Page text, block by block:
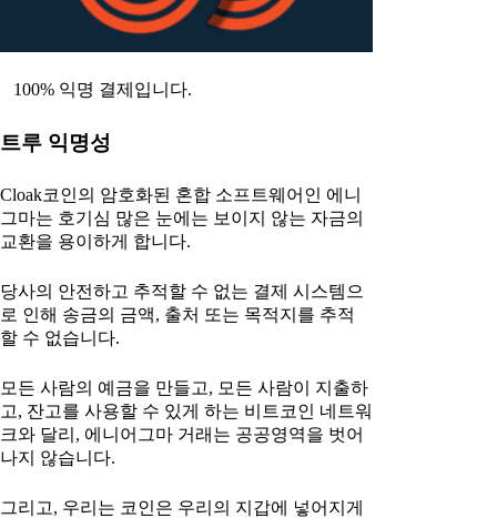
100% 익명 결제입니다.
트루 익명성
Cloak코인의 암호화된 혼합 소프트웨어인 에니
그마는 호기심 많은 눈에는 보이지 않는 자금의
교환을 용이하게 합니다.
당사의 안전하고 추적할 수 없는 결제 시스템으
로 인해 송금의 금액, 출처 또는 목적지를 추적
할 수 없습니다.
모든 사람의 예금을 만들고, 모든 사람이 지출하
고, 잔고를 사용할 수 있게 하는 비트코인 네트워
크와 달리, 에니어그마 거래는 공공영역을 벗어
나지 않습니다.
그리고, 우리는 코인은 우리의 지갑에 넣어지게